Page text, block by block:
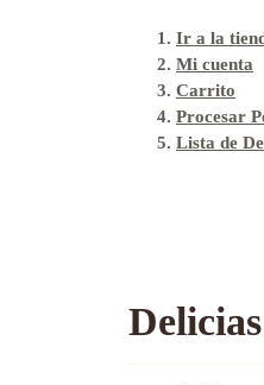
Ir a la
Mi cuenta
Carrito
Procesar
Lista de